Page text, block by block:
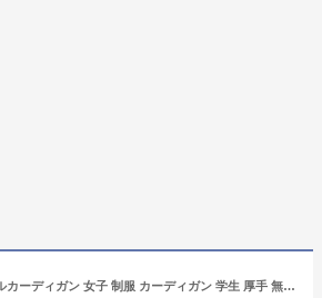
[Tumao] スクールカーディガン 女子 制服 カーディガン 学生 厚手 無地 Vネック ゆったり 女子 通学 高校生 中学生 スクール Vネック セーター (JP, アルファベット, M, グレー)